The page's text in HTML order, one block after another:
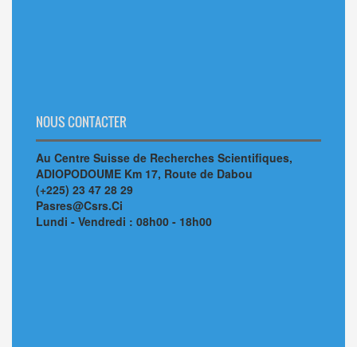
NOUS CONTACTER
Au Centre Suisse de Recherches Scientifiques,
ADIOPODOUME Km 17, Route de Dabou
(+225) 23 47 28 29
Pasres@Csrs.Ci
Lundi - Vendredi : 08h00 - 18h00